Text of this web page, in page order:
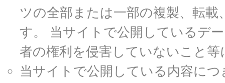
ツの全部または一部の複製、転
す。 当サイトで公開しているデ
者の権利を侵害していないこと
当サイトで公開している内容に